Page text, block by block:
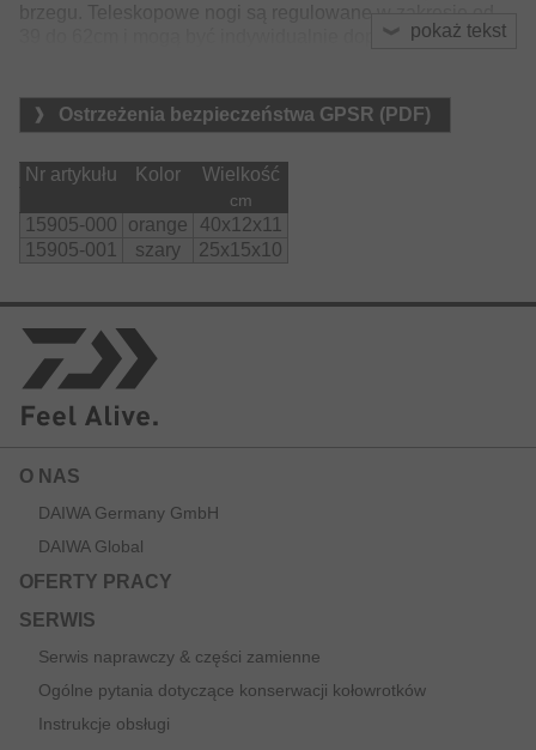
pokaż tekst
brzegu. Teleskopowe nogi są regulowane w zakresie od
39 do 62cm i mogą być indywidualnie dopasowane do
Cechy charakterystyczne to składany uchwyt ułatwiający
transport oraz opcjonalny dodatkowy uchwyt na dwie
przechowywanie łącznie do pięciu wędek.
Ostrzeżenia bezpieczeństwa GPSR (PDF)
Nr artykułu Kolor Wielkość
cm
15905-000 orange
40x12x11
15905-001
szary 25x15x10
O NAS
DAIWA Germany GmbH
DAIWA Global
OFERTY PRACY
SERWIS
Serwis naprawczy & części zamienne
Ogólne pytania dotyczące konserwacji kołowrotków
Instrukcje obsługi